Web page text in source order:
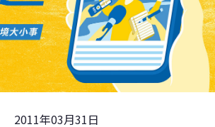
2011年03月31日